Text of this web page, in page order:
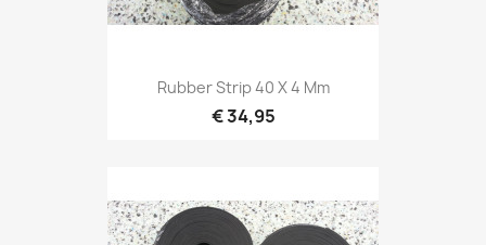
Rubber Strip 40 X 4 Mm
€ 34,95